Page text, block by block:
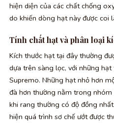
hiện diện của các chất chống
do khiến dòng hạt này được coi
Tính chất hạt và phân loại
Kích thước hạt tại đây thường
dựa trên sàng lọc, với những
Supremo. Những hạt nhỏ hơn
đà hơn thường nằm trong nhóm
khi rang thường có độ đồng
hiện quá trình sơ chế ướt được